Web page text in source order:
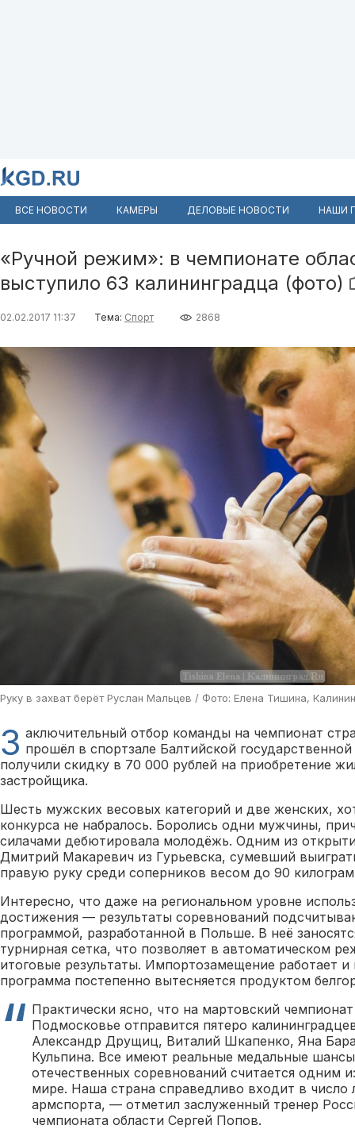
ВСЕ НОВОСТИ КАМЕРЫ ДЕЛОВЫЕ НОВОСТИ НАШИ
«Ручной режим»: в чемпионате
выступило 63 калининградца (фото)
02.02.2017 11:37 Тема: Спорт 2868
Руку в захват берёт Руслан Мальцев / Фото: Елена Тишина,
З аключительный отбор команды на чемпионат
прошёл в спортзале Балтийской
получили скидку в 70 000 рублей на приобретение
застройщика.
Шесть мужских весовых категорий и две женских,
конкурса не набралось. Боролись одни мужчины,
силачами дебютировала молодёжь. Одним из
Дмитрий Макаревич из Гурьевска, сумевший
правую руку среди соперников весом до 90
Интересно, что даже на региональном уровне
достижения — результаты соревнований
программой, разработанной в Польше. В неё
турнирная сетка, что позволяет в автоматическом
итоговые результаты. Импортозамещение работает
программа постепенно вытесняется продуктом
Практически ясно, что на мартовский
Подмосковье отправится пятеро
Александр Друщиц, Виталий Шкапенко, Яна
Кульпина. Все имеют реальные медальные
отечественных соревнований считается одним
мире. Наша страна справедливо входит в число
армспорта, — отметил заслуженный тренер
чемпионата области Сергей Попов.